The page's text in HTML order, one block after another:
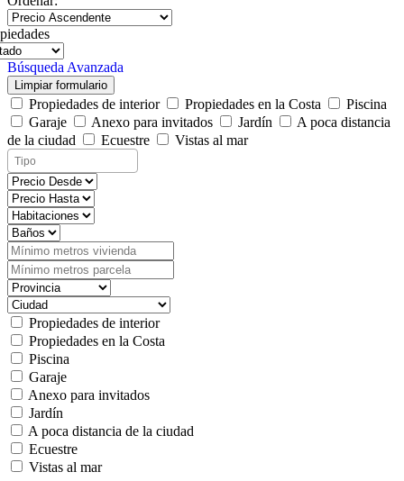
Búsqueda Avanzada
Limpiar formulario
Propiedades de interior Propiedades en la Costa
Piscina
Garaje
Anexo para invitados Jardín
A poca distancia
de la ciudad
Ecuestre Vistas al mar
Propiedades de interior
Propiedades en la Costa
Piscina
Garaje
Anexo para invitados
Jardín
A poca distancia de la ciudad
Ecuestre
Vistas al mar